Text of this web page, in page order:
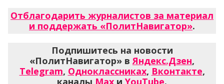
Отблагодарить журналистов за материал
и поддержать «ПолитНавигатор».
Подпишитесь на новости
«ПолитНавигатор» вЯндекс.Дзен,
Telegram, Одноклассниках, Вконтакте,
каналы Max и YouTube.